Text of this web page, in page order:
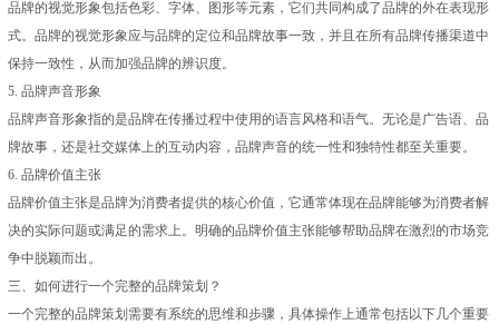
品牌的视觉形象包括色彩、字体、图形等元素，它们共同构成了品牌的外在表现形
式。品牌的视觉形象应与品牌的定位和品牌故事一致，并且在所有品牌传播渠道中
保持一致性，从而加强品牌的辨识度。
5. 品牌声音形象
品牌声音形象指的是品牌在传播过程中使用的语言风格和语气。无论是广告语、品
牌故事，还是社交媒体上的互动内容，品牌声音的统一性和独特性都至关重要。
6. 品牌价值主张
品牌价值主张是品牌为消费者提供的核心价值，它通常体现在品牌能够为消费者解
决的实际问题或满足的需求上。明确的品牌价值主张能够帮助品牌在激烈的市场竞
争中脱颖而出。
三、如何进行一个完整的品牌策划？
一个完整的品牌策划需要有系统的思维和步骤，具体操作上通常包括以下几个重要